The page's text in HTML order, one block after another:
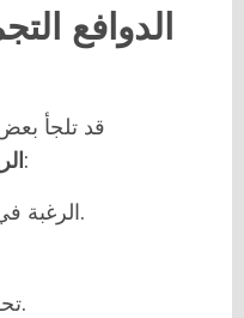
الدوافع
قد تلجأ
لأسباب تجميلية بحتة، مثل:
الرغبة في تحسين التناسق بين الشفرات.
تحسين المظهر الخارجي للمنطقة.